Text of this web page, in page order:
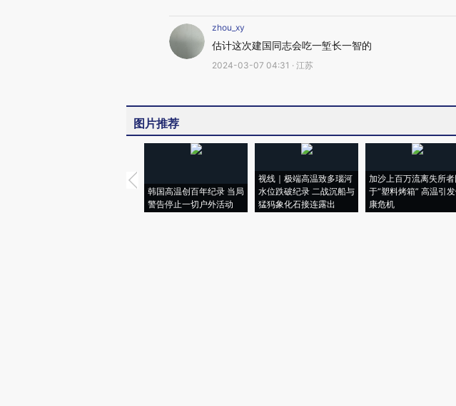
zhou_xy
估计这次建国同志会吃一堑长一智的
2024-03-07 04:31 · 江苏
图片推荐
韩国高温创百年纪录 当局
警告停止一切户外活动
视线｜极端高温致多瑙河
水位跌破纪录 二战沉船与
猛犸象化石接连露出
加沙上百万流离失所者
于“塑料烤箱” 高温引
康危机